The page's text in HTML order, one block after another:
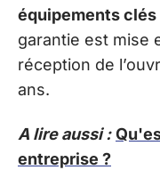
équipements
garantie est mise
réception de
ans.
A lire aussi :
entreprise ?